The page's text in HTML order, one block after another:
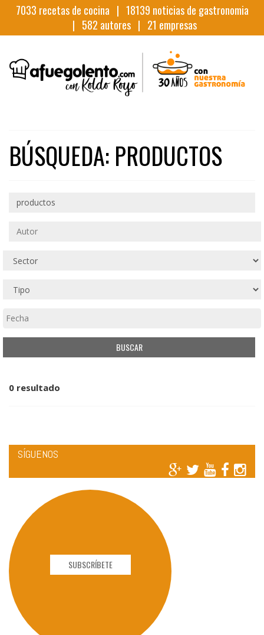
7033 recetas de cocina | 18139 noticias de gastronomia
| 582 autores | 21 empresas
BÚSQUEDA: PRODUCTOS
0 resultado
SÍGUENOS
SUBSCRÍBETE